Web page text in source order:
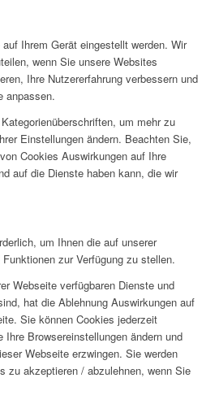
Ihrem Gerät eingestellt werden. Wir
wenn Sie unsere Websites
Ihre Nutzererfahrung verbessern und
anpassen.
um mehr zu
Einstellungen ändern. Beachten Sie,
Cookies Auswirkungen auf Ihre
auf die Dienste haben kann, die wir
um Ihnen die auf unserer
zur Verfügung zu stellen.
Webseite verfügbaren Dienste und
hat die Ablehnung Auswirkungen auf
Sie können Cookies jederzeit
Browsereinstellungen ändern und
Webseite erzwingen. Sie werden
zu akzeptieren / abzulehnen, wenn Sie